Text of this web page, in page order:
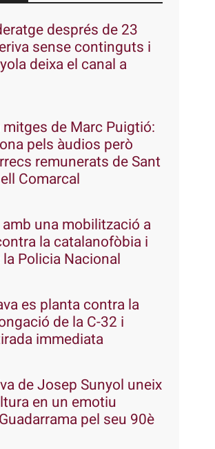
després de 23
sense continguts i
deixa el canal a
mitges de Marc Puigtió:
pels àudios però
remunerats de Sant
Comarcal
amb una mobilització a
la catalanofòbia i
Policia Nacional
es planta contra la
de la C-32 i
immediata
de Josep Sunyol uneix
en un emotiu
pel seu 90è